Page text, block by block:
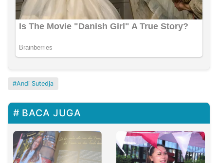
Andi Sutedja
BACA JUGA